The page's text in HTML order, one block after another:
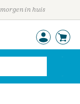
in huis